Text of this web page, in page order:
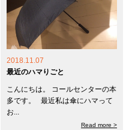
2018.11.07
最近のハマりごと
こんにちは。 コールセンターの本
多です。 最近私は傘にハマって
お...
Read more >